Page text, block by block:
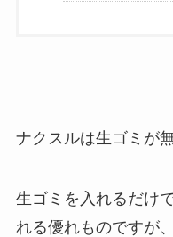
ナクスルは生ゴミが
生ゴミを入れるだけ
れる優れものですが